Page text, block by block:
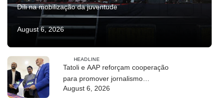
Díli na mobilização da juventude
August 6, 2026
HEADLINE
Tatoli e AAP reforçam cooperação
para promover jornalismo
profissional em Timor-Leste
August 6, 2026